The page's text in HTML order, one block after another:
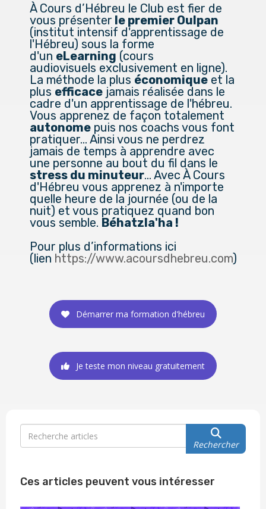
À Cours d’Hébreu le Club est fier de
vous présenter le premier Oulpan
(institut intensif d'apprentissage de
l'Hébreu) sous la forme
d'un eLearning (cours
audiovisuels exclusivement en ligne).
La méthode la plus économique et la
plus efficace jamais réalisée dans le
cadre d'un apprentissage de l'hébreu.
Vous apprenez de façon totalement
autonome puis nos coachs vous font
pratiquer… Ainsi vous ne perdrez
jamais de temps à apprendre avec
une personne au bout du fil dans le
stress du minuteur… Avec À Cours
d'Hébreu vous apprenez à n'importe
quelle heure de la journée (ou de la
nuit) et vous pratiquez quand bon
vous semble. Béhatzla'ha !
Pour plus d’informations ici
(lien https://www.acoursdhebreu.com)
Démarrer ma formation d'hébreu
Je teste mon niveau gratuitement
Rechercher
Ces articles peuvent vous intéresser